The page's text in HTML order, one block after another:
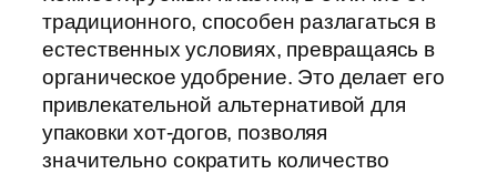
традиционного, способен разлагаться в
естественных условиях, превращаясь в
органическое удобрение. Это делает его
привлекательной альтернативой для
упаковки хот-догов, позволяя
значительно сократить количество